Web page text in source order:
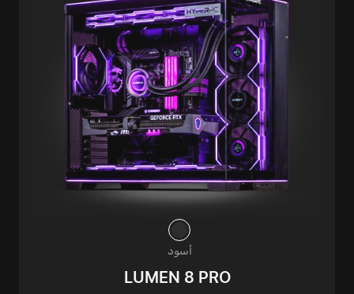
أسود
LUMEN 8 PRO